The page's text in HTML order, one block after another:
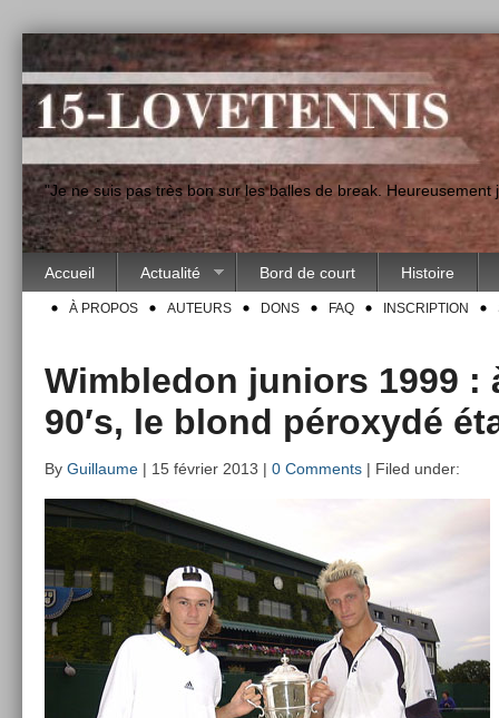
"Je ne suis pas très bon sur les balles de break.
Accueil Actualité Bord de court Histoire
À PROPOS AUTEURS DONS FAQ INSCRIPTION
Wimbledon juniors 1999 :
90′s, le blond péroxydé
By Guillaume | 15 février 2013 | 0 Comments | Filed under: